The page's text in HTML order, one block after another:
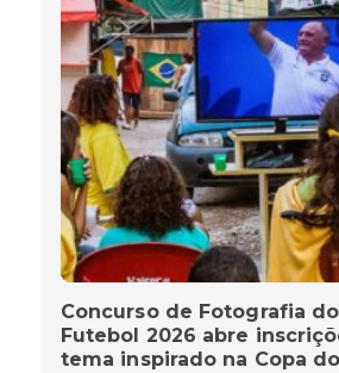
Concurso de Fotografia
Futebol 2026 abre
tema inspirado na Copa